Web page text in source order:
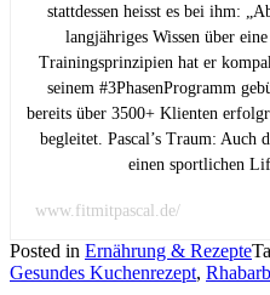
stattdessen heisst es bei ihm:
langjähriges Wissen über
Trainingsprinzipien hat er
seinem #3PhasenProgramm
bereits über 3500+ Klienten
begleitet. Pascal’s Traum: Auch
einen sportlichen
www.fitmitpascal.de/
Posted in Ernährung & Rezepte
Gesundes Kuchenrezept,